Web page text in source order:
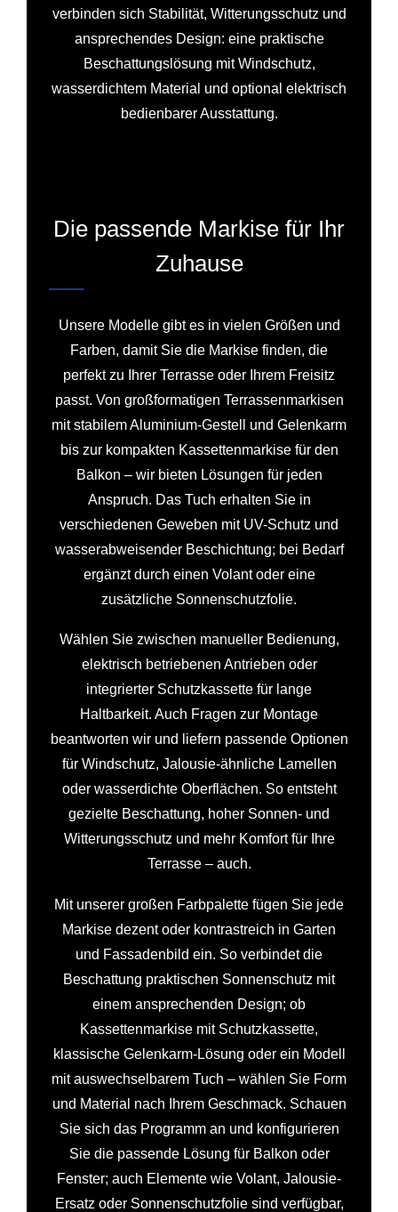
verbinden sich Stabilität, Witterungsschutz und
ansprechendes Design: eine praktische
Beschattungslösung mit Windschutz,
wasserdichtem Material und optional elektrisch
bedienbarer Ausstattung.
Die passende Markise für Ihr
Zuhause
Unsere Modelle gibt es in vielen Größen und
Farben, damit Sie die Markise finden, die
perfekt zu Ihrer Terrasse oder Ihrem Freisitz
passt. Von großformatigen Terrassenmarkisen
mit stabilem Aluminium-Gestell und Gelenkarm
bis zur kompakten Kassettenmarkise für den
Balkon – wir bieten Lösungen für jeden
Anspruch. Das Tuch erhalten Sie in
verschiedenen Geweben mit UV-Schutz und
wasserabweisender Beschichtung; bei Bedarf
ergänzt durch einen Volant oder eine
zusätzliche Sonnenschutzfolie.
Wählen Sie zwischen manueller Bedienung,
elektrisch betriebenen Antrieben oder
integrierter Schutzkassette für lange
Haltbarkeit. Auch Fragen zur Montage
beantworten wir und liefern passende Optionen
für Windschutz, Jalousie-ähnliche Lamellen
oder wasserdichte Oberflächen. So entsteht
gezielte Beschattung, hoher Sonnen- und
Witterungsschutz und mehr Komfort für Ihre
Terrasse – auch.
Mit unserer großen Farbpalette fügen Sie jede
Markise dezent oder kontrastreich in Garten
und Fassadenbild ein. So verbindet die
Beschattung praktischen Sonnenschutz mit
einem ansprechenden Design; ob
Kassettenmarkise mit Schutzkassette,
klassische Gelenkarm-Lösung oder ein Modell
mit auswechselbarem Tuch – wählen Sie Form
und Material nach Ihrem Geschmack. Schauen
Sie sich das Programm an und konfigurieren
Sie die passende Lösung für Balkon oder
Fenster; auch Elemente wie Volant, Jalousie-
Ersatz oder Sonnenschutzfolie sind verfügbar,